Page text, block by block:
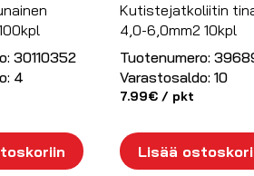
30110352
4
Kutistejatkoliitin
4,0-6,0mm2 10kpl
Tuotenumero:
Varastosaldo: 10
7.99€/ pkt
Lisää